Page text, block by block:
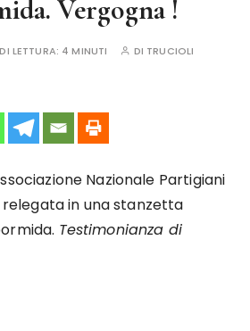
Vergogna !
LETTURA: 4 MINUTI DI TRUCIOLI
Nazionale Partigiani
relegata in una stanzetta
Testimonianza di